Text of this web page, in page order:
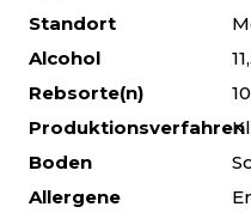
Standort
Alcohol
Rebsorte(n)
Produktionsverfahren
Boden
Allergene